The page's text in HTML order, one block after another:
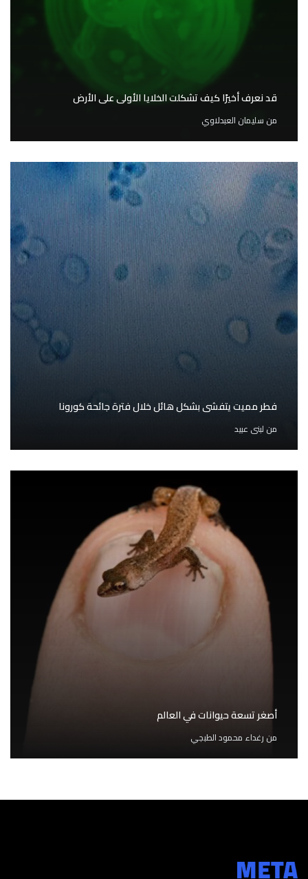
قد نعرف أخيرًا كيف تشكلت الخلايا الأولى على الأرض
من سليمان العبدلاوي
فطر مميت يتفشى بشكل هائل خلال فترة جائحة كورونا
من لبنى عبيد
أصغر تسعة حيوانات في العالم
من رغداء محمود الطبجي